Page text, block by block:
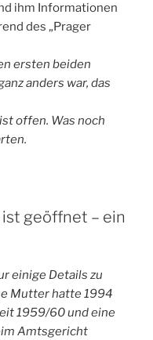
ihm Informationen
des „Prager
ersten beiden
anders war, das
offen. Was noch
geöffnet – ein
einige Details zu
Mutter hatte 1994
1959/60 und eine
Amtsgericht